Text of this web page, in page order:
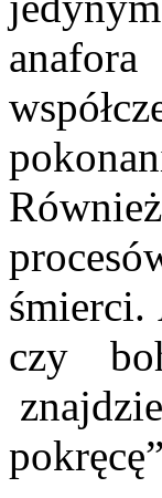
śmierci.
czy